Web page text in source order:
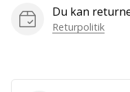
ambassadør
samme
Du kan
Returpolitik